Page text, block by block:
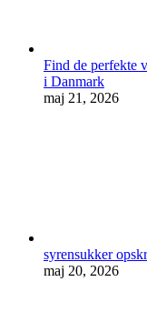
Find de perfekte
i Danmark
maj 21, 2026
syrensukker
maj 20, 2026